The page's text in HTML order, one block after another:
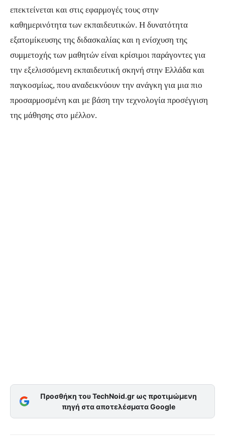
επεκτείνεται και στις εφαρμογές τους στην
καθημερινότητα των εκπαιδευτικών. Η δυνατότητα
εξατομίκευσης της διδασκαλίας και η ενίσχυση της
συμμετοχής των μαθητών είναι κρίσιμοι παράγοντες για
την εξελισσόμενη εκπαιδευτική σκηνή στην Ελλάδα και
παγκοσμίως, που αναδεικνύουν την ανάγκη για μια πιο
προσαρμοσμένη και με βάση την τεχνολογία προσέγγιση
της μάθησης στο μέλλον.
Προσθήκη του TechNoid.gr ως προτιμώμενη
πηγή στα αποτελέσματα Google